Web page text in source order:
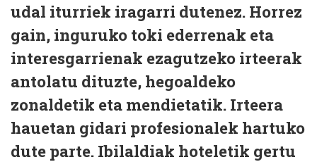
udal iturriek iragarri dutenez. Horrez
gain, inguruko toki ederrenak eta
interesgarrienak ezagutzeko irteerak
antolatu dituzte, hegoaldeko
zonaldetik eta mendietatik. Irteera
hauetan gidari profesionalek hartuko
dute parte. Ibilaldiak hoteletik gertu